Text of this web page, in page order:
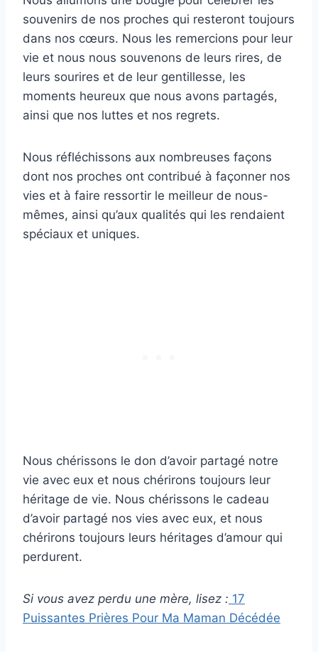
souvenirs de nos proches qui resteront toujours
dans nos cœurs. Nous les remercions pour leur
vie et nous nous souvenons de leurs rires, de
leurs sourires et de leur gentillesse, les
moments heureux que nous avons partagés,
ainsi que nos luttes et nos regrets.
Nous réfléchissons aux nombreuses façons
dont nos proches ont contribué à façonner nos
vies et à faire ressortir le meilleur de nous-
mêmes, ainsi qu’aux qualités qui les rendaient
spéciaux et uniques.
Nous chérissons le don d’avoir partagé notre
vie avec eux et nous chérirons toujours leur
héritage de vie. Nous chérissons le cadeau
d’avoir partagé nos vies avec eux, et nous
chérirons toujours leurs héritages d’amour qui
perdurent.
Si vous avez perdu une mère, lisez : 17
Puissantes Prières Pour Ma Maman Décédée